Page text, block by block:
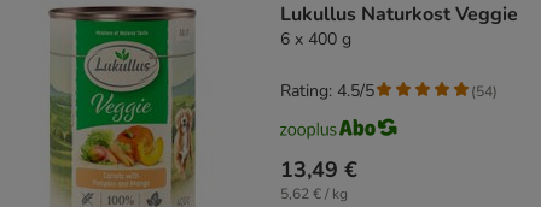
Lukullus Naturkost Veggie
6 x 400 g
13,49 €
5,62 € / kg
Rating: 4.5/5 (54)